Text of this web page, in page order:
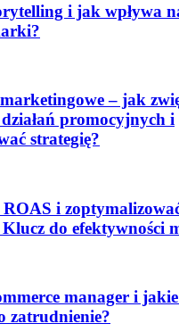
i jak wpływa
– jak
promocyjnych i
strategię?
i
do efektywności
manager i
zatrudnienie?